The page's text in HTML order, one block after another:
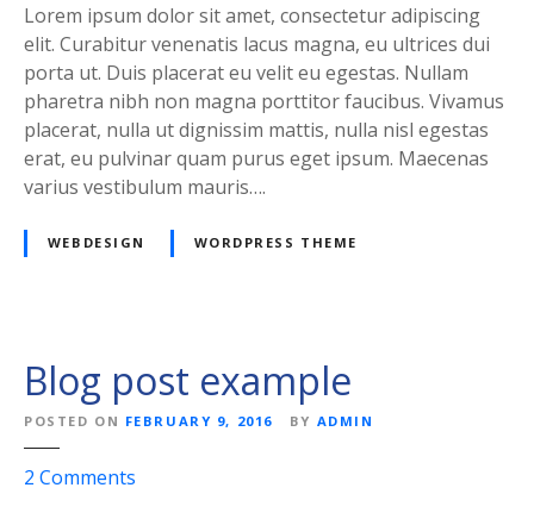
Lorem ipsum dolor sit amet, consectetur adipiscing
elit. Curabitur venenatis lacus magna, eu ultrices dui
porta ut. Duis placerat eu velit eu egestas. Nullam
pharetra nibh non magna porttitor faucibus. Vivamus
placerat, nulla ut dignissim mattis, nulla nisl egestas
erat, eu pulvinar quam purus eget ipsum. Maecenas
varius vestibulum mauris….
WEBDESIGN WORDPRESS THEME
Blog post example
POSTED ON FEBRUARY 9, 2016 BY ADMIN
2 Comments